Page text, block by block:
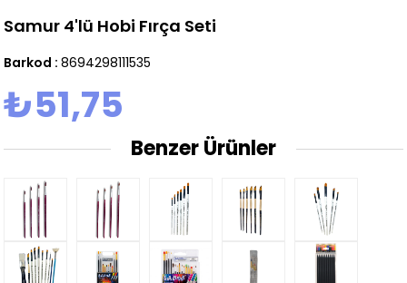
Samur 4'lü Hobi Fırça Seti
Barkod : 8694298111535
₺51,75
Benzer Ürünler